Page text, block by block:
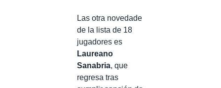
Las otra novedade
de la lista de 18
jugadores es
Laureano
Sanabria, que
regresa tras